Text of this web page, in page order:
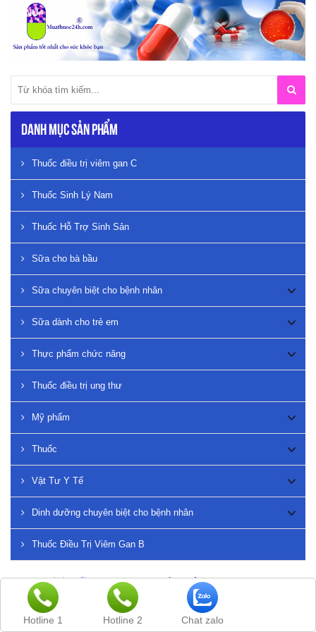
Danh mục sản phẩm
Thuốc điều trị viêm gan C
Thuốc Sinh Lý Nam
Thuốc Hỗ Trợ Sinh Sản
Sữa cho bà bầu
Sữa chuyên biệt cho bệnh nhân
Sữa dành cho trẻ em
Thực phẩm chức năng
Thuốc điều trị ung thư
Mỹ phẩm
Thuốc
Vật Tư Y Tế
Dinh dưỡng chuyên biệt cho bệnh nhân
Thuốc Điều Trị Viêm Gan B
Nam giới tuổi 20-30: “Mãnh hổ” chốn phòng the
Cuộc sống tình dục của nam giới thay đổi theo từng giai
Hotline 1 Hotline 2 Chat zalo